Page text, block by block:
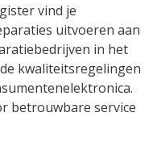
vind je
uitvoeren aan
in het
kwaliteitsregelingen
betrouwbare service